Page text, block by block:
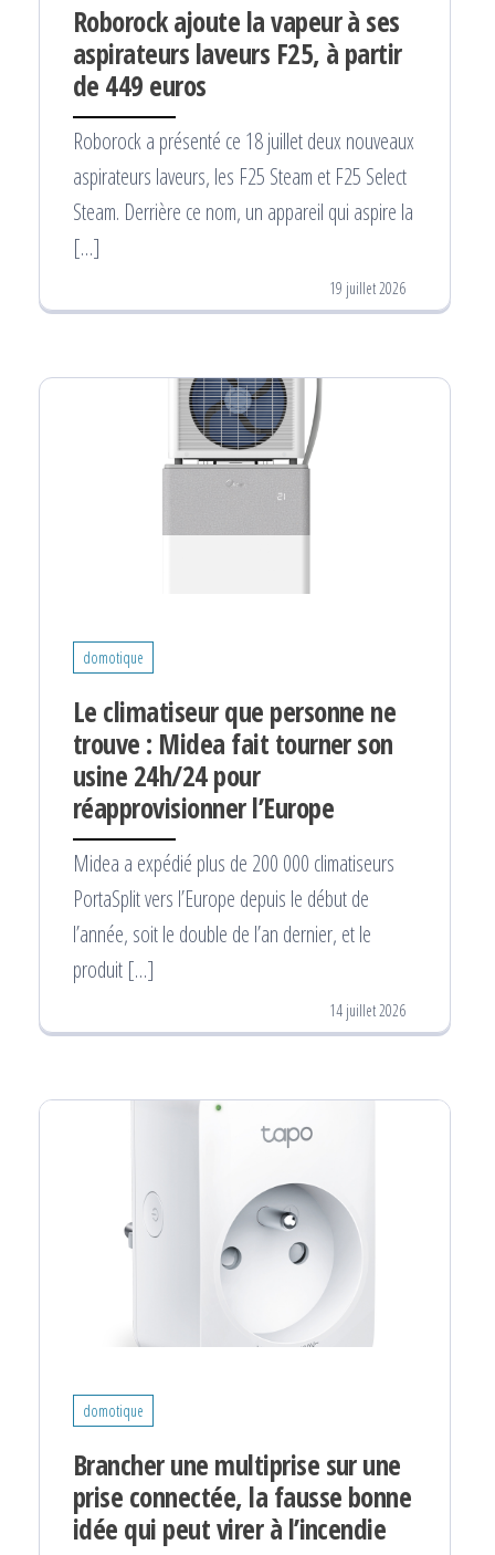
Roborock ajoute la vapeur à ses
aspirateurs laveurs F25, à partir
de 449 euros
Roborock a présenté ce 18 juillet deux nouveaux
aspirateurs laveurs, les F25 Steam et F25 Select
Steam. Derrière ce nom, un appareil qui aspire la
[…]
19 juillet 2026
domotique
Le climatiseur que personne ne
trouve : Midea fait tourner son
usine 24h/24 pour
réapprovisionner l’Europe
Midea a expédié plus de 200 000 climatiseurs
PortaSplit vers l’Europe depuis le début de
l’année, soit le double de l’an dernier, et le
produit […]
14 juillet 2026
domotique
Brancher une multiprise sur une
prise connectée, la fausse bonne
idée qui peut virer à l’incendie